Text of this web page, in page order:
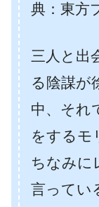
典：東方
三人と出
る陰謀が
中、それ
をするモ
ちなみに
言ってい